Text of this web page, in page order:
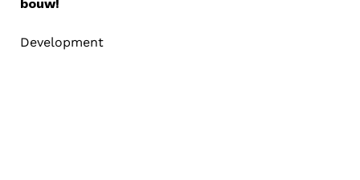
bouw!
Development